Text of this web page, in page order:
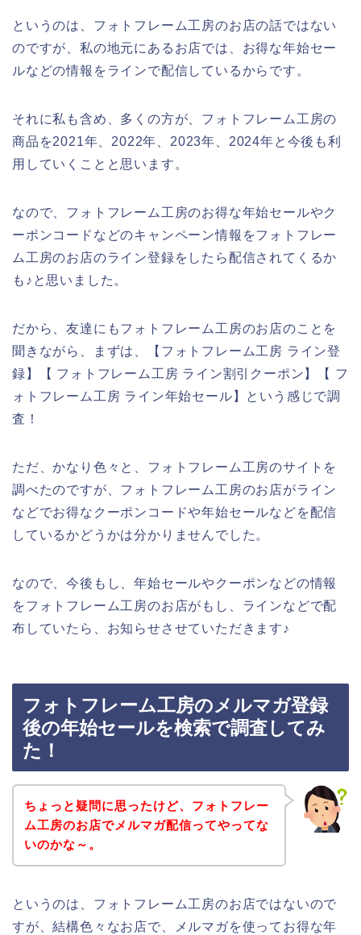
というのは、フォトフレーム工房のお店の話ではない
のですが、私の地元にあるお店では、お得な年始セー
ルなどの情報をラインで配信しているからです。
それに私も含め、多くの方が、フォトフレーム工房の
商品を2021年、2022年、2023年、2024年と今後も利
用していくことと思います。
なので、フォトフレーム工房のお得な年始セールやク
ーポンコードなどのキャンペーン情報をフォトフレー
ム工房のお店のライン登録をしたら配信されてくるか
も♪と思いました。
だから、友達にもフォトフレーム工房のお店のことを
聞きながら、まずは、【フォトフレーム工房 ライン登
録】【 フォトフレーム工房 ライン割引クーポン】【 フ
ォトフレーム工房 ライン年始セール】という感じで調
査！
ただ、かなり色々と、フォトフレーム工房のサイトを
調べたのですが、フォトフレーム工房のお店がライン
などでお得なクーポンコードや年始セールなどを配信
しているかどうかは分かりませんでした。
なので、今後もし、年始セールやクーポンなどの情報
をフォトフレーム工房のお店がもし、ラインなどで配
布していたら、お知らせさせていただきます♪
フォトフレーム工房のメルマガ登録
後の年始セールを検索で調査してみ
た！
ちょっと疑問に思ったけど、フォトフレー
ム工房のお店でメルマガ配信ってやってな
いのかな～。
というのは、フォトフレーム工房のお店ではないので
すが、結構色々なお店で、メルマガを使ってお得な年